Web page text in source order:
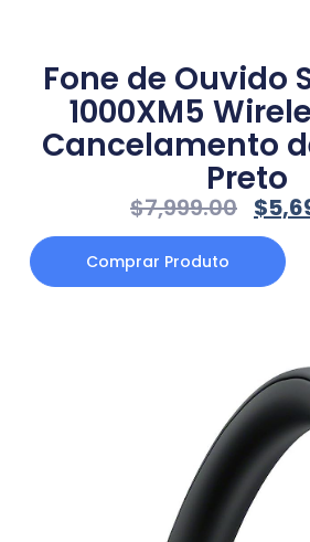
Fone de Ouvido
1000XM5
Cancelamento
Preto
$7,999.00 $
Comprar Produto